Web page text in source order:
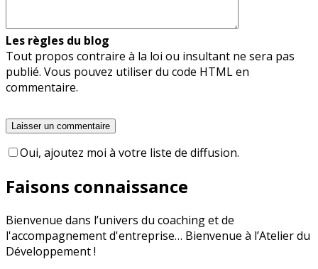
Les règles du blog
Tout propos contraire à la loi ou insultant ne sera pas
publié. Vous pouvez utiliser du code HTML en
commentaire.
Oui, ajoutez moi à votre liste de diffusion.
Faisons connaissance
Bienvenue dans l’univers du coaching et de
l'accompagnement d'entreprise… Bienvenue à l’Atelier du
Développement !